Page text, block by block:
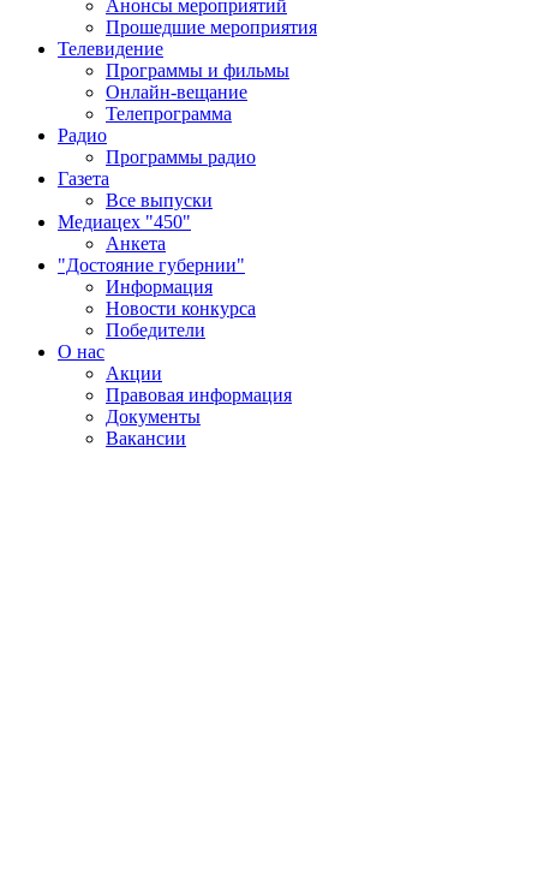
Анонсы мероприятий
Прошедшие мероприятия
Телевидение
Программы и фильмы
Онлайн-вещание
Телепрограмма
Радио
Программы радио
Газета
Все выпуски
Медиацех "450"
Анкета
"Достояние губернии"
Информация
Новости конкурса
Победители
О нас
Акции
Правовая информация
Документы
Вакансии